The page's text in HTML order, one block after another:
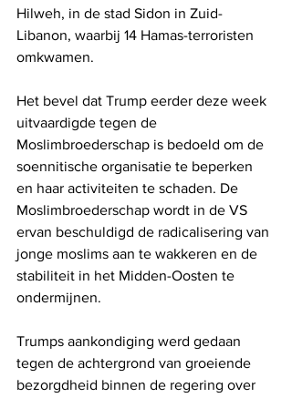
Hilweh, in de stad Sidon in Zuid-
Libanon, waarbij 14 Hamas-terroristen
omkwamen.
Het bevel dat Trump eerder deze week
uitvaardigde tegen de
Moslimbroederschap is bedoeld om de
soennitische organisatie te beperken
en haar activiteiten te schaden. De
Moslimbroederschap wordt in de VS
ervan beschuldigd de radicalisering van
jonge moslims aan te wakkeren en de
stabiliteit in het Midden-Oosten te
ondermijnen.
Trumps aankondiging werd gedaan
tegen de achtergrond van groeiende
bezorgdheid binnen de regering over